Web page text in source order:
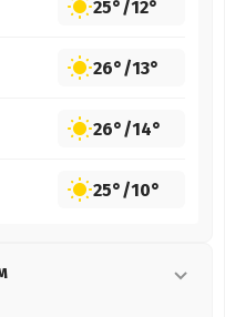
25°/12°
26°/13°
26°/14°
25°/10°